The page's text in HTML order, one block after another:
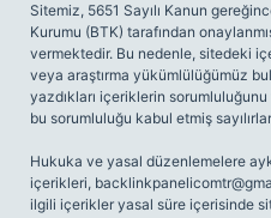
Sitemiz, 5651 Sayılı Kanun
Kurumu (BTK) tarafından
vermektedir. Bu nedenle, sitedeki
veya araştırma yükümlülüğümüz
yazdıkları içeriklerin
bu sorumluluğu kabul etmiş
Hukuka ve yasal düzenlemelere
içerikleri,
ilgili içerikler yasal süre içerisinde